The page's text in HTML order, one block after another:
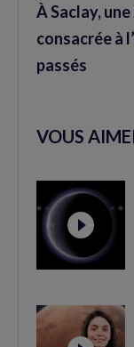
À Saclay,
consacrée à
passés
VOUS